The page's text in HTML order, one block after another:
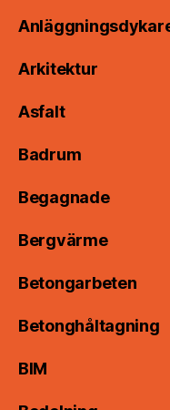
Arkitektur
Asfalt
Badrum
Begagnade
Bergvärme
Betongarbeten
Betonghåltagning
BIM